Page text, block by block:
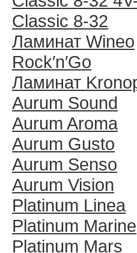
Classic 8-32
Ламинат Wineo
Rock′n′Go
Ламинат
Aurum Sound
Aurum Aroma
Aurum Gusto
Aurum Senso
Aurum Vision
Platinum Linea
Platinum Marine
Platinum Mars